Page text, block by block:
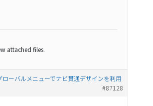
attached files.
ーバルメニューでナビ貫通デザインを利用
#87128